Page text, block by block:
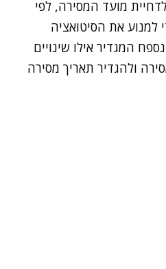
מועד המסירה, לפי
למנוע את הסיטואציה
המגדיר אילו שינויים
ולהגדיר תאריך מסירה